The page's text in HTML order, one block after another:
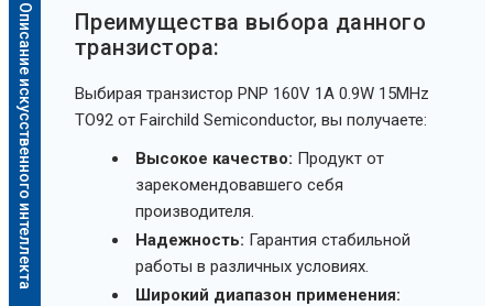
Описание искусственного интеллекта
Преимущества выбора данного
транзистора:
Выбирая транзистор PNP 160V 1A 0.9W 15MHz
TO92 от Fairchild Semiconductor, вы получаете:
Высокое качество: Продукт от
зарекомендовавшего себя
производителя.
Надежность: Гарантия стабильной
работы в различных условиях.
Широкий диапазон применения: